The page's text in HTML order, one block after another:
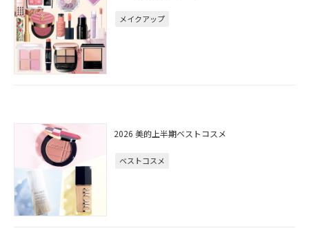
メイクアップ
2026 美的上半期ベストコスメ
ベストコスメ